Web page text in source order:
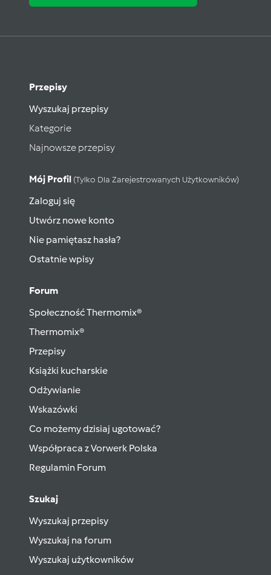
Przepisy
Wyszukaj przepisy
Kategorie
Najnowsze przepisy
Mój Profil (tylko Dla Zarejestrowanych Użytkowników)
Zaloguj się
Utwórz nowe konto
Nie pamiętasz hasła?
Ostatnie wpisy
Forum
Społeczność Thermomix®
Thermomix®
Przepisy
Książki kucharskie
Odżywianie
Wskazówki
Co możemy dzisiaj ugotować?
Współpraca z Vorwerk Polska
Regulamin Forum
Szukaj
Wyszukaj przepisy
Wyszukaj na forum
Wyszukaj użytkowników